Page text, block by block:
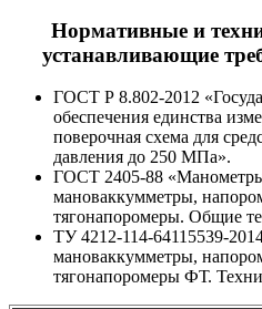
Нормативные и
устанавливающие
ГОСТ Р 8.802-2012
обеспечения единства
поверочная схема для
давления до 250 МПа».
ГОСТ 2405-88
мановаккумметры,
тягонапоромеры. Общие
ТУ 4212-114-64115539-
мановаккумметры,
тягонапоромеры ФТ.